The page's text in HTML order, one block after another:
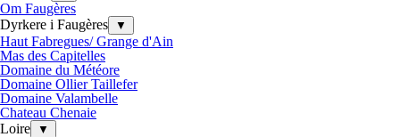
Om Faugères
Dyrkere i Faugères
▼
Haut Fabregues/ Grange d'Ain
Mas des Capitelles
Domaine du Météore
Domaine Ollier Taillefer
Domaine Valambelle
Chateau Chenaie
Loire
▼